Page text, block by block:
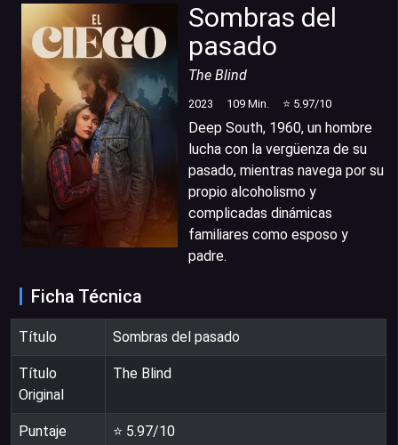
Sombras del
pasado
The Blind
2023 109 Min. ⭐ 5.97/10
Deep South, 1960, un hombre
lucha con la vergüenza de su
pasado, mientras navega por su
propio alcoholismo y
complicadas dinámicas
familiares como esposo y
padre.
Ficha Técnica
Título Sombras del pasado
Título
Original
The Blind
Puntaje ⭐ 5.97/10